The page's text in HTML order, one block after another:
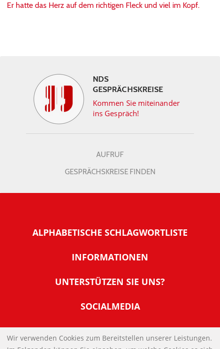
Er hatte das Herz auf dem richtigen Fleck und viel im Kopf.
NDS
GESPRÄCHSKREISE
Kommen Sie miteinander
ins Gespräch!
AUFRUF
GESPRÄCHSKREISE FINDEN
ALPHABETISCHE SCHLAGWORTLISTE
INFORMATIONEN
Warum NachDenkSeiten
Tipps zur Nutzung der NachDenkSeiten
Banner und E-Mail-Signaturen
Links
UNTERSTÜTZEN SIE UNS?
Werden Sie Fördermitglied
SOCIALMEDIA
IMPRESSUM
Wir verwenden Cookies zum Bereitstellen unserer Leistungen.